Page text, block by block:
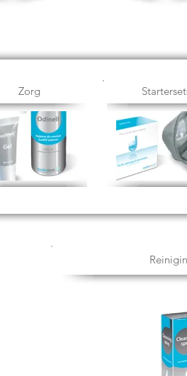
Zorg